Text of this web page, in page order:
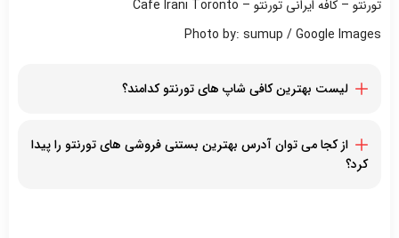
تورنتو – کافه ایرانی تورنتو – Cafe Irani Toronto
Photo by: sumup / Google Images
لیست بهترین کافی شاپ های تورنتو کدامند؟
BB Cafe
Papa Cafe & Pastry
از کجا می توان آدرس بهترین بستنی فروشی های تورنتو را پیدا
کرد؟